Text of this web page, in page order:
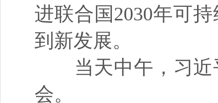
进联合国2030年可
到新发展。
当天中午，习近
会。